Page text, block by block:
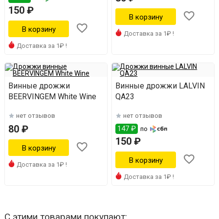
150 ₽
Доставка за 1₽ !
Доставка за 1₽ !
Винные дрожжи
BEERVINGEM White Wine
нет отзывов
80 ₽
Доставка за 1₽ !
Винные дрожжи LALVIN
QA23
нет отзывов
147 ₽ по
150 ₽
Доставка за 1₽ !